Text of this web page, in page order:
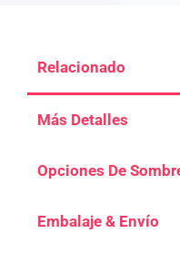
Relacionado
Más Detalles
Opciones De
Embalaje & Envío